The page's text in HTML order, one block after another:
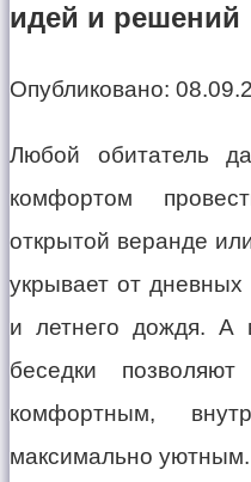
идей и решений
Опубликовано:
Любой обитатель
комфортом
открытой веранде
укрывает от
и летнего дождя. А
беседки
комфортным,
максимально уютным.